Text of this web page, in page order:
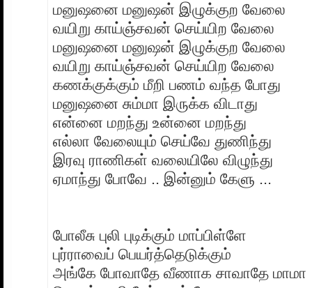
மனுஷனை மனுஷன் இழுக்குற வேலை
வயிறு காய்ஞ்சவன் செய்யிற வேலை
மனுஷனை மனுஷன் இழுக்குற வேலை
வயிறு காய்ஞ்சவன் செய்யிற வேலை
கணக்குக்கும் மீறி பணம் வந்த போது
மனுஷனை சும்மா இருக்க விடாது
என்னை மறந்து உன்னை மறந்து
எல்லா வேலையும் செய்வே துணிந்து
இரவு ராணிகள் வலையிலே விழுந்து
ஏமாந்து போவே .. இன்னும் கேளு ...
போலீசு புலி புடிக்கும் மாப்பிள்ளே
புர்ராவைப் பெயர்த்தெடுக்கும்
அங்கே போவாதே வீணாக சாவாதே மாமா